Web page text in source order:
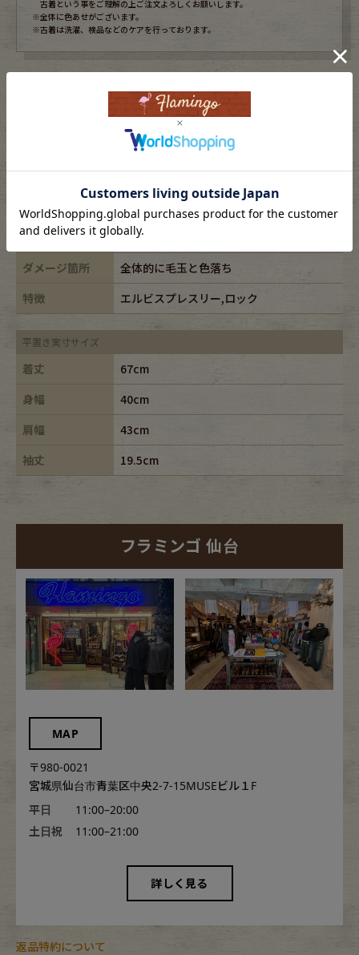
古着という事をご理解の上ご注文よろしくお願いします。
※全体に色あせがございます。
※古着は洗濯、検品などのケアを行っております。
M
SPRUCE/スプリュース
素材
cotton100%
年代
80s
カラー
パープル/purple
ダメージ箇所
全体的に毛玉と色落ち
特徴
エルビスプレスリー,ロック
平置き実寸サイズ
着丈
67cm
身幅
40cm
肩幅
43cm
袖丈
19.5cm
フラミンゴ 仙台
MAP
〒980-0021
宮城県仙台市青葉区中央2-7-15MUSEビル１F
平日
11:00–20:00
土日祝
11:00–21:00
詳しく見る
返品特約について